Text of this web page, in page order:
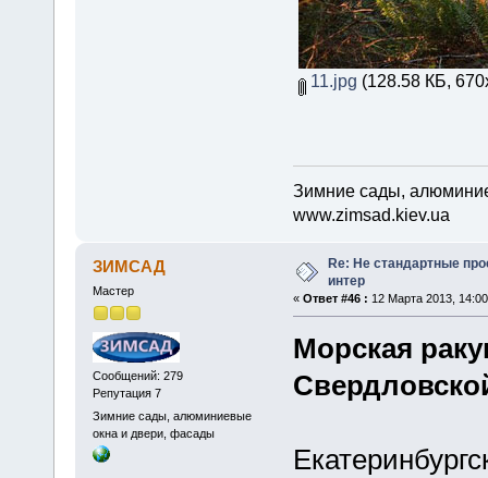
11.jpg (128.58 КБ,
Зимние сады,
www.zimsad.kiev.ua
ЗИМСАД
Мастер
Сообщений: 279
Репутация 7
Зимние сады, алюминиевые
окна и двери, фасады
Re: Не стандартные
интер
« Ответ #46 : 12 Марта 2013,
Морская